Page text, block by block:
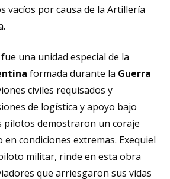
vacíos por causa de la Artillería
fue una unidad especial de la
formada durante la Guerra
civiles requisados y
de logística y apoyo bajo
pilotos demostraron un coraje
en condiciones extremas. Exequiel
militar, rinde en esta obra
que arriesgaron sus vidas